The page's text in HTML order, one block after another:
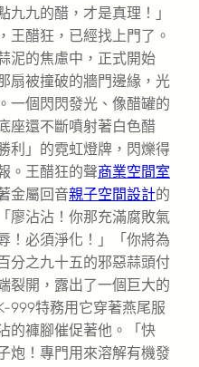
九的醋，才是真理！」
王醋狂，已經找上門了。
泥的焦慮中，正式開始
扇被撞破的牆門邊緣，光
一個閃閃發光、像醋罐的
座還不斷噴射著白色醋
利」的霓虹燈牌，閃爍得
。王醋狂的聲商業空間室
金屬回音親子空間設計的
廖沾沾！你那充滿腐敗氣
！必須淨化！」「你將為
分之九十五的邪惡蒜頭付
裂開，露出了一個巨大的
999特務用它穿著燕尾服
的褲腳催促著他。「快
炮！專門用來溶解有機發